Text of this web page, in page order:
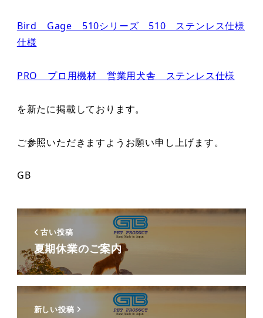
Bird Gage 510シリーズ 510 ステンレス仕様
仕様
PRO プロ用機材 営業用犬舎 ステンレス仕様
を新たに掲載しております。
ご参照いただきますようお願い申し上げます。
GB
古い投稿
夏期休業のご案内
新しい投稿